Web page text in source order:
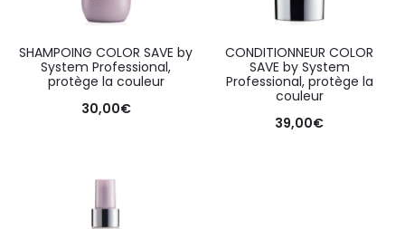
SHAMPOING COLOR SAVE by
System Professional,
protège la couleur
30,00€
CONDITIONNEUR COLOR
SAVE by System
Professional, protège la
couleur
39,00€